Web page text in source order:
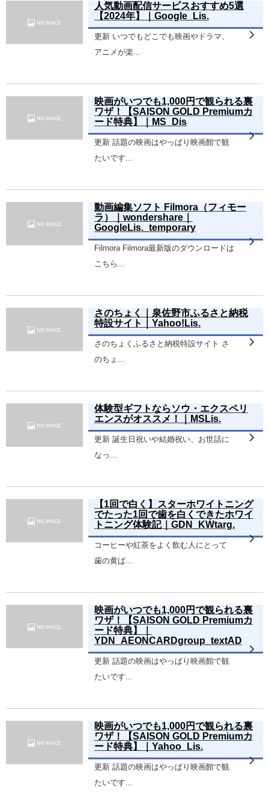
人気動画配信サービスおすすめ5選
【2024年】｜Google_Lis.
更新 いつでもどこでも映画やドラマ、
アニメが楽...
映画がいつでも1,000円で観られる裏
ワザ！【SAISON GOLD Premiumカ
ード特典】｜MS_Dis
更新 話題の映画はやっぱり映画館で観
たいです...
動画編集ソフト Filmora（フィモー
ラ）｜wondershare｜
GoogleLis._temporary
Filmora Filmora最新版のダウンロードは
こちら...
さのちょく｜泉佐野市ふるさと納税
特設サイト｜Yahoo!Lis.
さのちょくふるさと納税特設サイト さ
のちょ...
体験型ギフトならソウ・エクスペリ
エンスがオススメ！｜MSLis.
更新 誕生日祝いや結婚祝い、お世話に
なっ...
【1回で白く】スターホワイトニング
でたった1回で歯を白くできたホワイ
トニング体験記｜GDN_KWtarg.
コーヒーや紅茶をよく飲む人にとって
歯の黄ば...
映画がいつでも1,000円で観られる裏
ワザ！【SAISON GOLD Premiumカ
ード特典】｜
YDN_AEONCARDgroup_textAD
更新 話題の映画はやっぱり映画館で観
たいです...
映画がいつでも1,000円で観られる裏
ワザ！【SAISON GOLD Premiumカ
ード特典】｜Yahoo_Lis.
更新 話題の映画はやっぱり映画館で観
たいです...